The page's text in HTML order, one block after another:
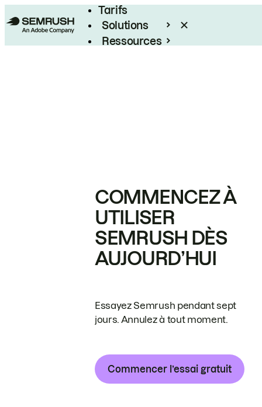
Tarifs
Solutions
Ressources
COMMENCEZ À
UTILISER
SEMRUSH DÈS
AUJOURD’HUI
Essayez Semrush pendant sept
jours. Annulez à tout moment.
Commencer l’essai gratuit